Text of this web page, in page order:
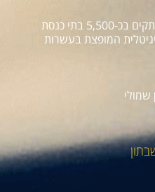
השבועון מופץ בעשרות אלפי עותקים בכ-5,500 בתי כנסת
המופצת בעשרות
שמולי